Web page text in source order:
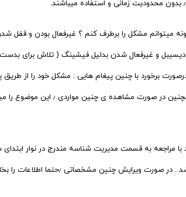
میتوانم مشکل را برطرف کنم ؟‌ غیرفعال بودن و
مسائل امنیتی ( چندین بار اشتباه وارد کردن رمز عبور ٫ سوالات امنیتی و تاریخ تولد ) ٫
برخورد با چنین پیغام هایی : مشکل خود را از طریق
مراجعه به قسمت مدیریت شناسه مندرج در نوار